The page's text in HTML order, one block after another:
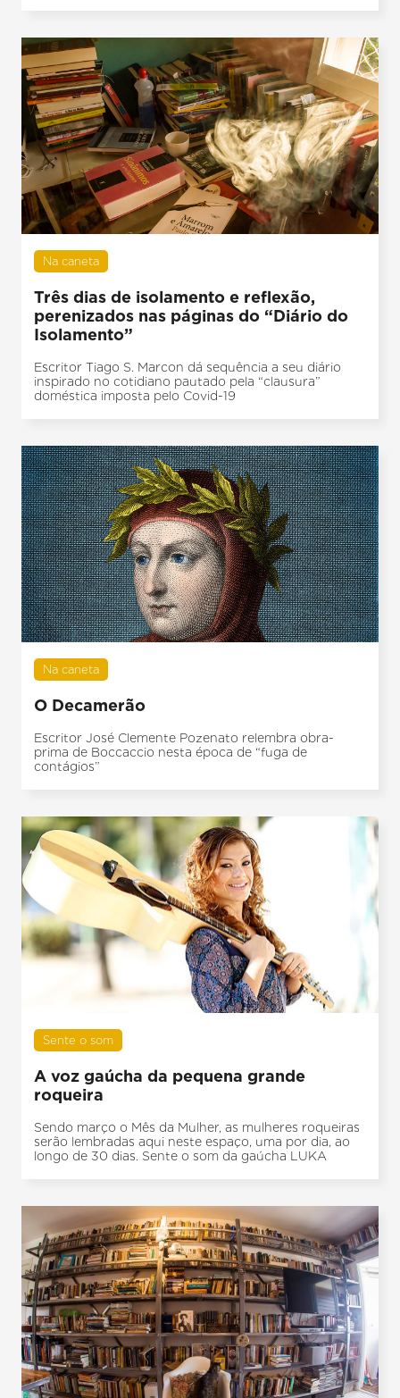
Na caneta
Três dias de isolamento e reflexão,
perenizados nas páginas do “Diário do
Isolamento”
Escritor Tiago S. Marcon dá sequência a seu diário
inspirado no cotidiano pautado pela “clausura”
doméstica imposta pelo Covid-19
Na caneta
O Decamerão
Escritor José Clemente Pozenato relembra obra-
prima de Boccaccio nesta época de “fuga de
contágios”
Sente o som
A voz gaúcha da pequena grande
roqueira
Sendo março o Mês da Mulher, as mulheres roqueiras
serão lembradas aqui neste espaço, uma por dia, ao
longo de 30 dias. Sente o som da gaúcha LUKA